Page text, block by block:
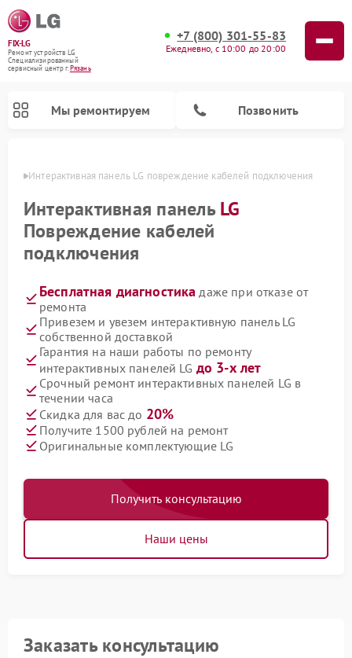
FIX-LG
Ремонт устройств LG
Специализированный
cервисный центр г.Рязань
+7 (800) 301-55-83
Ежедневно, с 10:00 до 20:00
Мы ремонтируем Позвонить
Интерактивная панель LG повреждение кабелей подключения
Интерактивная панельLG
Повреждение кабелей
подключения
Бесплатная диагностика даже при отказе от
ремонта
Привезем и увезем интерактивную панель LG
собственной доставкой
Гарантия на наши работы по ремонту
интерактивных панелей LG до 3-х лет
Срочный ремонт интерактивных панелей LG в
течении часа
Скидка для вас до 20%
Получите 1500 рублей на ремонт
Оригинальные комплектующие LG
Получить консультацию
Наши цены
Заказать консультацию